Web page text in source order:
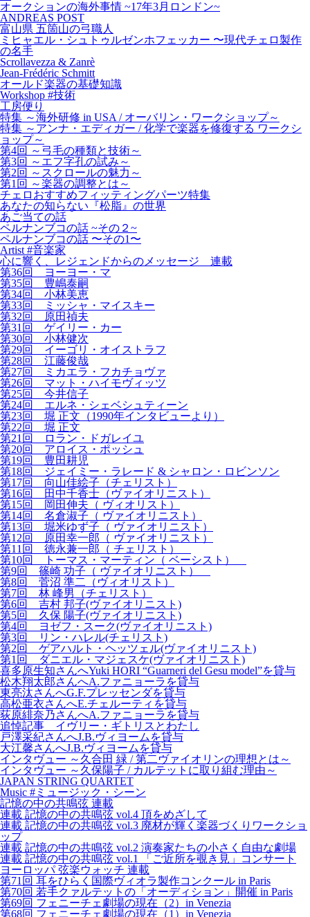
オークションの海外事情 ~17年3月ロンドン~
ANDREAS POST
富山県 五箇山の弓職人
ミヒャエル・シュトゥルゼンホフェッカー 〜現代チェロ製作
の名手
Scrollavezza & Zanrè
Jean-Frédéric Schmitt
オールド楽器の基礎知識
Workshop #技術
工房便り
特集 ～海外研修 in USA / オーバリン・ワークショップ～
特集 ～アンナ・エディガー / 化学で楽器を修復する ワークシ
ョップ～
第4回 ～弓毛の種類と技術～
第3回 ～エフ字孔の試み～
第2回 ～スクロールの魅力～
第1回 ～楽器の調整とは～
チェロおすすめフィッティングパーツ特集
あなたの知らない『松脂』の世界
あご当ての話
ペルナンブコの話 ~その２~
ペルナンブコの話 〜その1〜
Artist #音楽家
心に響く、レジェンドからのメッセージ 連載
第36回 ヨーヨー・マ
第35回 豊嶋泰嗣
第34回 小林美恵
第33回 ミッシャ・マイスキー
第32回 原田禎夫
第31回 ゲイリー・カー
第30回 小林健次
第29回 イーゴリ・オイストラフ
第28回 江藤俊哉
第27回 ミカエラ・フカチョヴァ
第26回 マット・ハイモヴィッツ
第25回 今井信子
第24回 エルネ・シェベシュティーン
第23回 堀 正文（1990年インタビューより）
第22回 堀 正文
第21回 ロラン・ドガレイユ
第20回 アロイス・ポッシュ
第19回 豊田耕児
第18回 ジェイミー・ラレード & シャロン・ロビンソン
第17回 向山佳絵子（チェリスト）
第16回 田中千香士（ヴァイオリニスト）
第15回 岡田伸夫（ ヴィオリスト）
第14回 名倉淑子（ ヴァイオリニスト）
第13回 堀米ゆず子（ ヴァイオリニスト）
第12回 原田幸一郎（ ヴァイオリニスト）
第11回 徳永兼一郎（ チェリスト）
第10回 トーマス・マーティン（ ベーシスト）
第9回 篠崎 功子（ ヴァイオリニスト）
第8回 菅沼 準二（ヴィオリスト）
第7回 林 峰男（チェリスト）
第6回 吉村 邦子(ヴァイオリニスト)
第5回 久保 陽子(ヴァイオリニスト)
第4回 ヨゼフ・スーク(ヴァイオリニスト)
第3回 リン・ハレル(チェリスト)
第2回 ゲアハルト・ヘッツェル(ヴァイオリニスト)
第1回 ダニエル・マジェスケ(ヴァイオリニスト)
喜多原生知さんへYuki HORI “Guarneri del Gesu model”を貸与
松木翔太郎さんへA.ファニョーラを貸与
東亮汰さんへG.F.プレッセンダを貸与
高松亜衣さんへE.チェルーティを貸与
荻原緋奈乃さんへA.ファニョーラを貸与
追悼記事 イヴリー・ギトリスとわたし
戸澤采紀さんへJ.B.ヴィヨームを貸与
大江馨さんへJ.B.ヴィヨームを貸与
インタヴュー ～久合田 緑 / 第二ヴァイオリンの理想とは～
インタヴュー ～久保陽子 / カルテットに取り組む理由～
JAPAN STRING QUARTET
Music #ミュージック・シーン
記憶の中の共鳴弦 連載
連載 記憶の中の共鳴弦 vol.4 頂をめざして
連載 記憶の中の共鳴弦 vol.3 廃材が輝く楽器づくりワークショ
ップ
連載 記憶の中の共鳴弦 vol.2 演奏家たちの小さく自由な劇場
連載 記憶の中の共鳴弦 vol.1 「ご近所を覗き見」コンサート
ヨーロッパ 弦楽ウォッチ 連載
第71回 耳をひらく国際ヴィオラ製作コンクール in Paris
第70回 若手クァルテットの「オーディション」開催 in Paris
第69回 フェニーチェ劇場の現在（2）in Venezia
第68回 フェニーチェ劇場の現在（1）in Venezia